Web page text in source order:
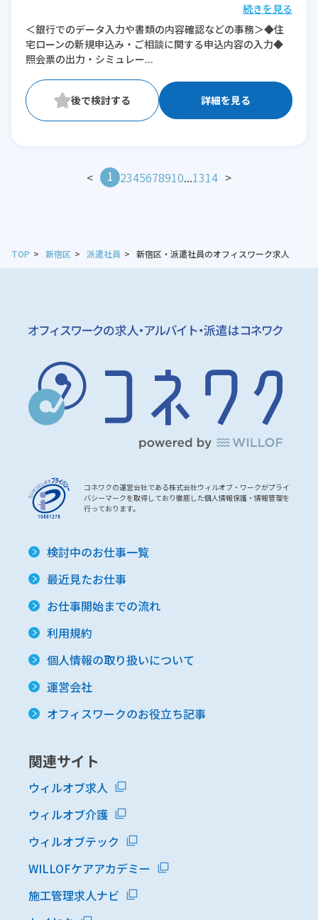
※残業：1〜5時間程度/月
続きを見る
＜銀行でのデータ入力や書類の内容確認などの事務＞◆住
宅ローンの新規申込み・ご相談に関する申込内容の入力◆
照会票の出力・シミュレー...
詳細を見る
< 1 2345678910...1314 >
TOP 新宿区 派遣社員 新宿区・派遣社員のオフィスワーク求人
コネワクの運営会社である株式会社ウィルオブ・ワークがプライ
バシーマークを取得しており徹底した個人情報保護・情報管理を
行っております。
検討中のお仕事一覧
最近見たお仕事
お仕事開始までの流れ
利用規約
個人情報の取り扱いについて
運営会社
オフィスワークのお役立ち記事
関連サイト
ウィルオブ求人
ウィルオブ介護
ウィルオブテック
WILLOFケアアカデミー
施工管理求人ナビ